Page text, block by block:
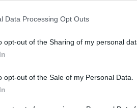
Data Processing Opt Outs
opt-out of the Sharing of my personal
opt-out of the Sale of my Personal Data.